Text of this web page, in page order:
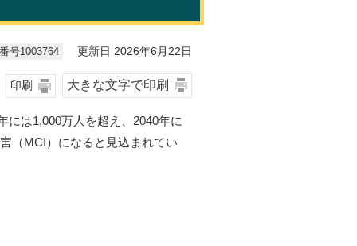
号1003764 更新日 2026年6月22日
印刷 大きな文字で印刷
には1,000万人を超え、2040年に
（MCI）になると見込まれてい